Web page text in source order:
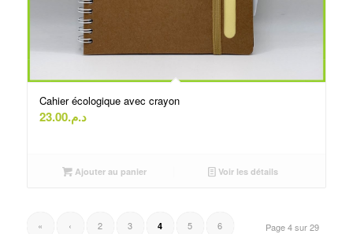
Cahier écologique avec crayon
د.م.23.00
Ajouter au panier Voir les détails
Page 4 sur 29
« ‹ 2 3 4 5 6